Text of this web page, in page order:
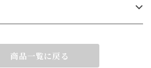
商品一覧に戻る